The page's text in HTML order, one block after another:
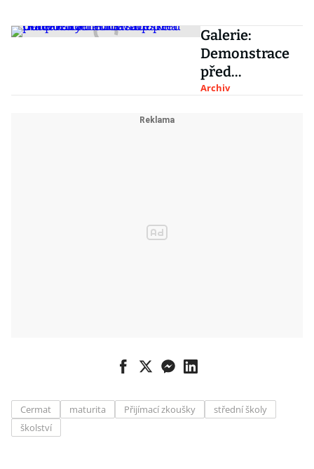
Galerie:
Demonstrace
před
maďarskou
Archiv
Cermat maturita Přijímací zkoušky
střední školy
školství